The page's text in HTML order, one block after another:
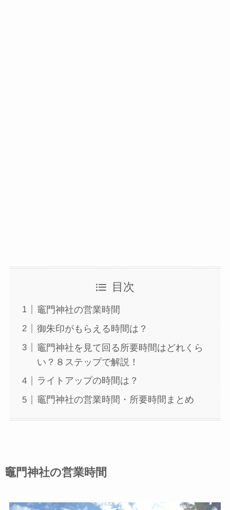
目次
竈⾨神社の営業時間
御朱印がもらえる時間は？
竈⾨神社を⾒て回る所要時間はどれくら
い？８ステップで解説！
ライトアップの時間は？
竈⾨神社の営業時間・所要時間まとめ
竈⾨神社の営業時間